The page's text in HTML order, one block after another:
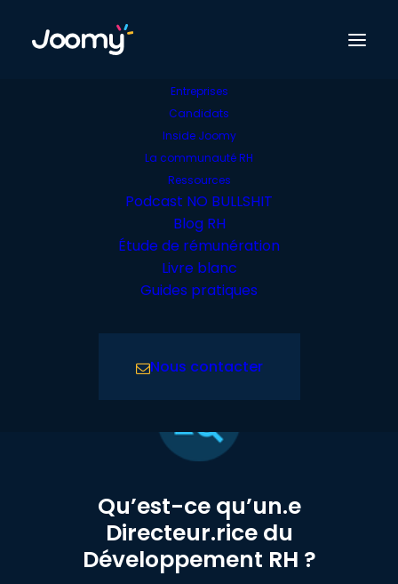
Entreprises
Candidats
Inside Joomy
La communauté RH
Ressources
Podcast NO BULLSHIT
Blog RH
Étude de rémunération
Livre blanc
Guides pratiques
Nous contacter
Développement
Directeur.rice du
Développement RH
Qu’est-ce qu’un.e
Directeur.rice du
Développement RH ?